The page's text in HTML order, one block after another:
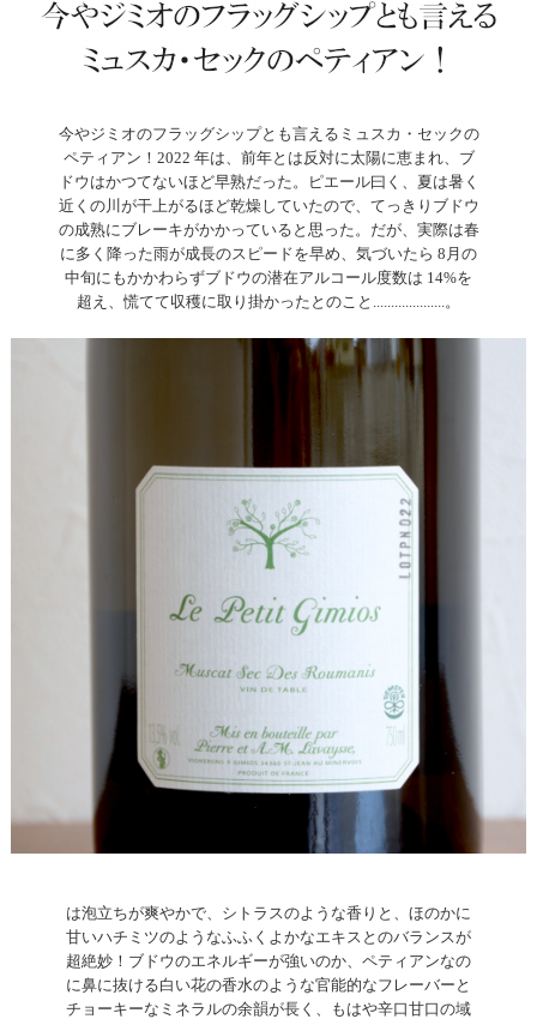
今やジミオのフラッグシップとも言えるミュスカ・セックの
ペティアン！2022 年は、前年とは反対に太陽に恵まれ、ブ
ドウはかつてないほど早熟だった。ピエール曰く、夏は暑く
近くの川が干上がるほど乾燥していたので、てっきりブドウ
の成熟にブレーキがかかっていると思った。だが、実際は春
に多く降った雨が成長のスピードを早め、気づいたら 8月の
中旬にもかかわらずブドウの潜在アルコール度数は 14%を
超え、慌てて収穫に取り掛かったとのこと....................。
は泡立ちが爽やかで、シトラスのような香りと、ほのかに
甘いハチミツのようなふふくよかなエキスとのバランスが
超絶妙！ブドウのエネルギーが強いのか、ペティアンなの
に鼻に抜ける白い花の香水のような官能的なフレーバーと
チョーキーなミネラルの余韻が長く、もはや辛口甘口の域